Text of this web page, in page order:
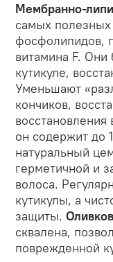
Мембранно-
самых полезных
фосфолипидов,
витамина F.
кутикуле,
Уменьшают
кончиков,
он содержит до
натуральный
герметичной и
волоса.
кутикулы, а
защиты.
сквалена,
поврежденной